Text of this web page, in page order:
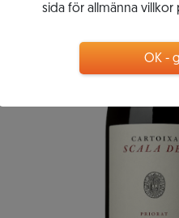
sida för allmänna villkor
OK -